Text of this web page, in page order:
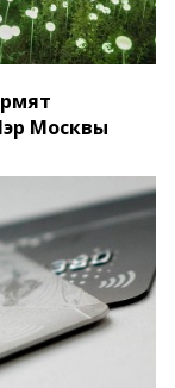
Москвы